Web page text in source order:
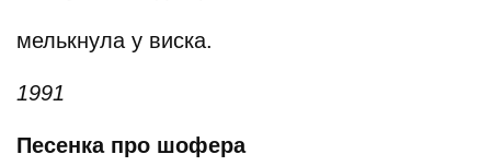
мелькнула у виска.
1991
Песенка про шофера